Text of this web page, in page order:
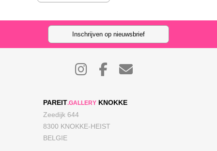
Inschrijven op nieuwsbrief
PAREIT.GALLERY KNOKKE
Zeedijk 644
8300 KNOKKE-HEIST
BELGIE